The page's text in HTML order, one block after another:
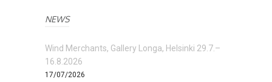
NEWS
Wind Merchants, Gallery Longa, Helsinki 29.7.–
16.8.2026
17/07/2026